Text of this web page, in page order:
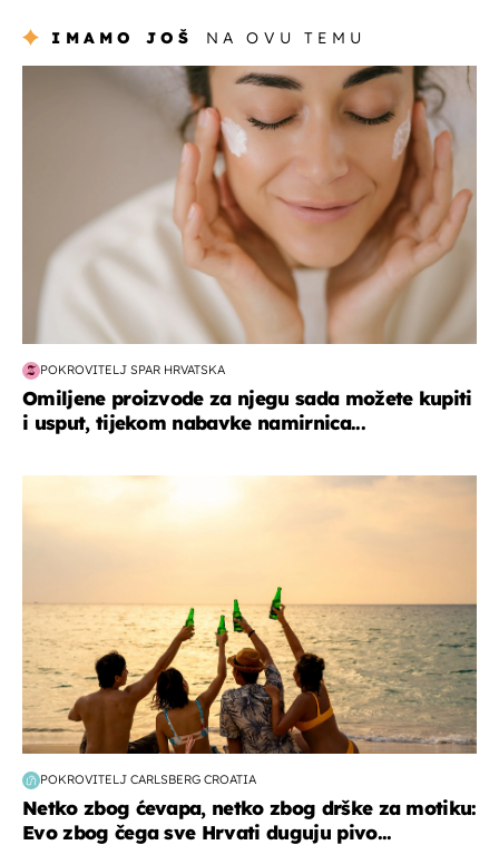
IMAMO JOŠ NA OVU TEMU
moda & ljepota
POKROVITELJ SPAR HRVATSKA
Omiljene proizvode za njegu sada možete kupiti
i usput, tijekom nabavke namirnica...
POKROVITELJ CARLSBERG CROATIA
Netko zbog ćevapa, netko zbog drške za motiku:
Evo zbog čega sve Hrvati duguju pivo...